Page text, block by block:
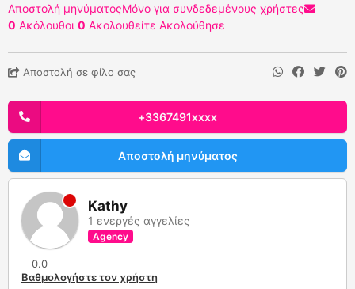
Αποστολή μηνύματοςΜόνο για συνδεδεμένους χρήστες
0 Ακόλουθοι 0 Ακολουθείτε Ακολούθησε
Αποστολή σε φίλο σας
+3367491xxxx
Αποστολή μηνύματος
Kathy
1 ενεργές αγγελίες
Agency
0.0
Βαθμολογήστε τον χρήστη